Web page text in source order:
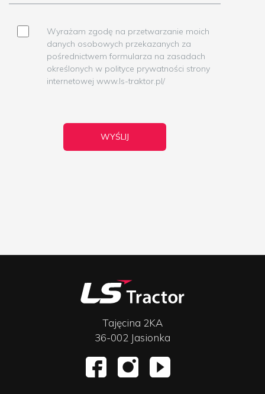
Wyrażam zgodę na przetwarzanie moich
danych osobowych przekazanych za
pośrednictwem formularza na zasadach
określonych w polityce prywatności strony
internetowej www.ls-traktor.pl/
Tajęcina 2KA
36-002 Jasionka